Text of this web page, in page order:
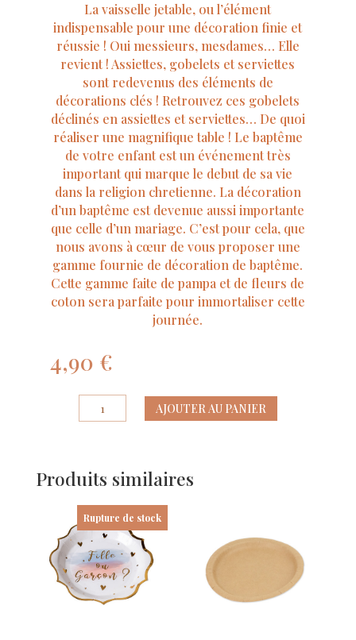
La vaisselle jetable, ou l’élément
indispensable pour une décoration finie et
réussie ! Oui messieurs, mesdames… Elle
revient ! Assiettes, gobelets et serviettes
sont redevenus des éléments de
décorations clés ! Retrouvez ces gobelets
déclinés en assiettes et serviettes… De quoi
réaliser une magnifique table ! Le baptême
de votre enfant est un événement très
important qui marque le debut de sa vie
dans la religion chretienne. La décoration
d’un baptême est devenue aussi importante
que celle d’un mariage. C’est pour cela, que
nous avons à cœur de vous proposer une
gamme fournie de décoration de baptême.
Cette gamme faite de pampa et de fleurs de
coton sera parfaite pour immortaliser cette
journée.
4,90 €
quantité
de
Bapteme
Fleurs
de
Coton
et
Or
255ml
AJOUTER AU PANIER
Produits similaires
Rupture de stock